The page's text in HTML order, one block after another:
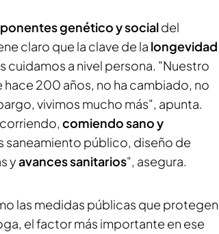
genético y socialdel
claro que la clave de la longevidad
cuidamos a nivel persona. "Nuestro
hace 200 años, no ha cambiado, no
vivimos mucho más", apunta.
comiendo sano y
saneamiento público, diseño de
yavances sanitarios", asegura.
las medidas públicas que protegen
el factor más importante en ese